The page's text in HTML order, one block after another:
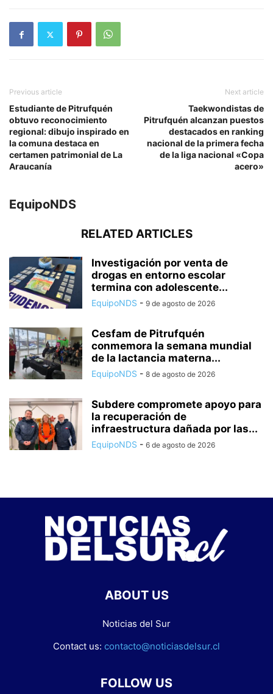
Previous article
Estudiante de Pitrufquén
obtuvo reconocimiento
regional: dibujo inspirado en
la comuna destaca en
certamen patrimonial de La
Araucanía
Next article
Taekwondistas de
Pitrufquén alcanzan puestos
destacados en ranking
nacional de la primera fecha
de la liga nacional «Copa
acero»
EquipoNDS
RELATED ARTICLES
Investigación por venta de
drogas en entorno escolar
termina con adolescente...
EquipoNDS - 9 de agosto de 2026
Cesfam de Pitrufquén
conmemora la semana mundial
de la lactancia materna...
EquipoNDS - 8 de agosto de 2026
Subdere compromete apoyo para
la recuperación de
infraestructura dañada por las...
EquipoNDS - 6 de agosto de 2026
ABOUT US
Noticias del Sur
Contact us: contacto@noticiasdelsur.cl
FOLLOW US